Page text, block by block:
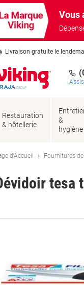
Vous
Livraison gratuite le
Restauration
& hôtellerie
&
hygiène
d'Accueil Fournitures
tesa